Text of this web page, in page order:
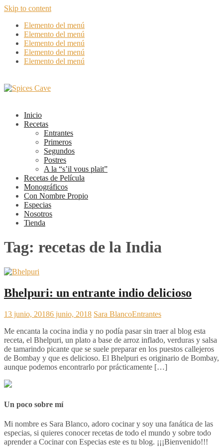
Skip to content
Elemento del menú
Elemento del menú
Elemento del menú
Elemento del menú
Elemento del menú
Inicio
Recetas
Entrantes
Primeros
Segundos
Postres
A la “s’il vous plait”
Recetas de Película
Monográficos
Con Nombre Propio
Especias
Nosotros
Tienda
Tag: recetas de la India
Bhelpuri: un entrante indio delicioso
13 junio, 20186 junio, 2018 Sara BlancoEntrantes
Me encanta la cocina india y no podía pasar sin traer al blog esta
receta, el Bhelpuri, un plato a base de arroz inflado, verduras y salsa
de tamarindo picante que se suele preparar en los puestos callejeros
de Bombay y que es delicioso. El Bhelpuri es originario de Bombay,
aunque podemos encontrarlo por prácticamente […]
Un poco sobre mí
Mi nombre es Sara Blanco, adoro cocinar y soy una fanática de las
especias, si quieres conocer recetas de todo el mundo y sobre todo
aprender a Cocinar con Especias este es tu blog. ¡¡¡Bienvenido!!!